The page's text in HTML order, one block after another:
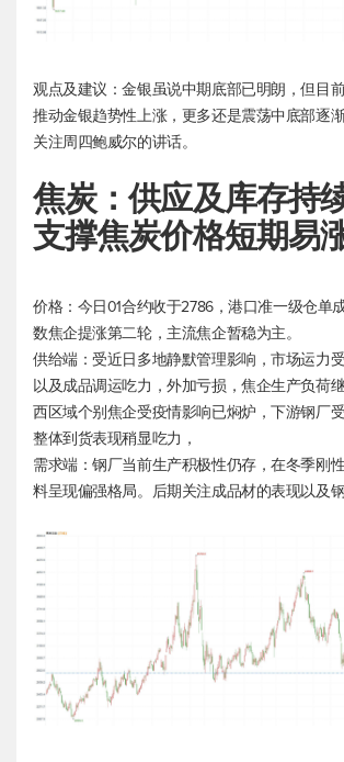
观点及建议：金银虽说中期底部已明朗，但目
推动金银趋势性上涨，更多还是震荡中底部逐
关注周四鲍威尔的讲话。
焦炭：供应及库存持
支撑焦炭价格短期易
价格：今日01合约收于2786，港口准一级仓单
数焦企提涨第二轮，主流焦企暂稳为主。
供给端：受近日多地静默管理影响，市场运力
以及成品调运吃力，外加亏损，焦企生产负荷
西区域个别焦企受疫情影响已焖炉，下游钢厂
整体到货表现稍显吃力，
需求端：钢厂当前生产积极性仍存，在冬季刚
料呈现偏强格局。后期关注成品材的表现以及钢